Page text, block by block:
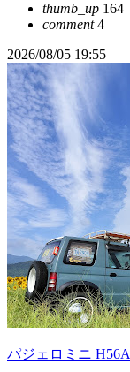
thumb_up 164
comment4
2026/08/05 19:55
パジェロミニ H56A